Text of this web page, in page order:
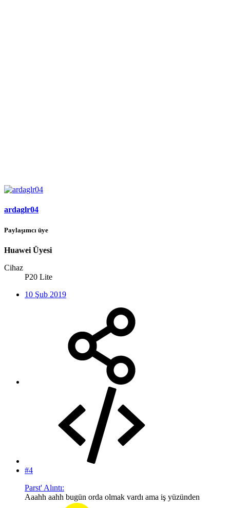
ardaglr04
Paylaşımcı üye
Huawei Üyesi
Cihaz
P20 Lite
10 Şub 2019
#4
Parst' Alıntı:
Aaahh aahh bugün orda olmak vardı ama iş yüzünden